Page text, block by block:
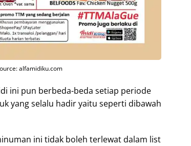
alfamidiku.com
ini pun berbeda-beda setiap periode
yang selalu hadir yaitu seperti dibawah
ini tidak boleh terlewat dalam list